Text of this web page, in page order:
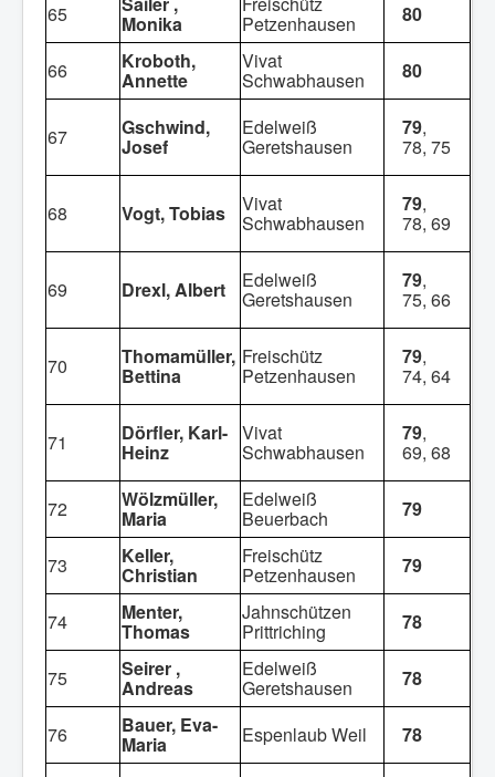
65 Monika Petzenhausen 80
66 Kroboth,
Annette
Vivat
Schwabhausen 80
67 Gschwind,
Josef
Edelweiß
Geretshausen
79,
78, 75
68 Vogt, Tobias Vivat
Schwabhausen
79,
78, 69
69 Drexl, Albert Edelweiß
Geretshausen
79,
75, 66
70 Thomamüller,
Bettina
Freischütz
Petzenhausen
79,
74, 64
71 Dörfler, Karl-
Heinz
Vivat
Schwabhausen
79,
69, 68
72 Wölzmüller,
Maria
Edelweiß
Beuerbach 79
73 Keller,
Christian
Freischütz
Petzenhausen 79
74 Menter,
Thomas
Jahnschützen
Prittriching 78
75 Seirer ,
Andreas
Edelweiß
Geretshausen 78
76 Bauer, Eva-
Maria Espenlaub Weil 78